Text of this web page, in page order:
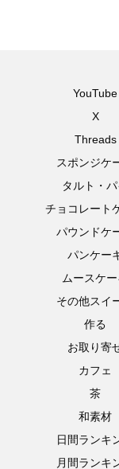
YouTube
X
Threads
スポンジケ
タルト・パ
チョコレート
パウンドケ
パンケー
ムースケ
その他スイ
作る
お取り寄
カフェ
茶
和素材
日間ランキ
月間ランキ